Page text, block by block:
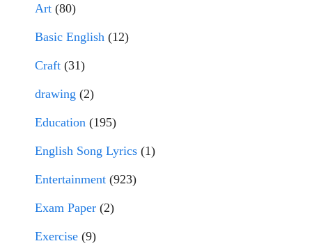
Art (80)
Basic English (12)
Craft (31)
drawing (2)
Education (195)
English Song Lyrics (1)
Entertainment (923)
Exam Paper (2)
Exercise (9)